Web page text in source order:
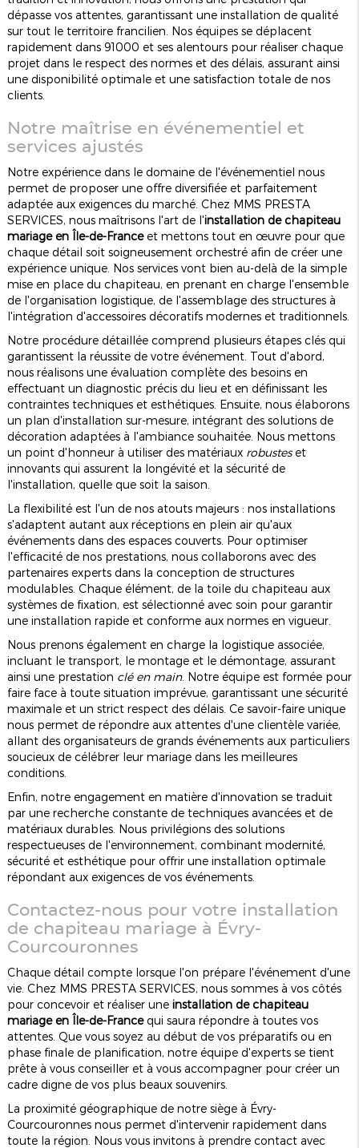
dépasse vos attentes, garantissant une installation de qualité
sur tout le territoire francilien. Nos équipes se déplacent
rapidement dans 91000 et ses alentours pour réaliser chaque
projet dans le respect des normes et des délais, assurant ainsi
une disponibilité optimale et une satisfaction totale de nos
clients.
Notre maîtrise en événementiel et
services ajustés
Notre expérience dans le domaine de l'événementiel nous
permet de proposer une offre diversifiée et parfaitement
adaptée aux exigences du marché. Chez MMS PRESTA
SERVICES, nous maîtrisons l'art de l'installation de chapiteau
mariage en Île-de-Franceet mettons tout en œuvre pour que
chaque détail soit soigneusement orchestré afin de créer une
expérience unique. Nos services vont bien au-delà de la simple
mise en place du chapiteau, en prenant en charge l'ensemble
de l'organisation logistique, de l'assemblage des structures à
l'intégration d'accessoires décoratifs modernes et traditionnels.
Notre procédure détaillée comprend plusieurs étapes clés qui
garantissent la réussite de votre événement. Tout d'abord,
nous réalisons une évaluation complète des besoins en
effectuant un diagnostic précis du lieu et en définissant les
contraintes techniques et esthétiques. Ensuite, nous élaborons
un plan d'installation sur-mesure, intégrant des solutions de
décoration adaptées à l'ambiance souhaitée. Nous mettons
un point d'honneur à utiliser des matériaux robusteset
innovants qui assurent la longévité et la sécurité de
l'installation, quelle que soit la saison.
La flexibilité est l'un de nos atouts majeurs : nos installations
s'adaptent autant aux réceptions en plein air qu'aux
événements dans des espaces couverts. Pour optimiser
l'efficacité de nos prestations, nous collaborons avec des
partenaires experts dans la conception de structures
modulables. Chaque élément, de la toile du chapiteau aux
systèmes de fixation, est sélectionné avec soin pour garantir
une installation rapide et conforme aux normes en vigueur.
Nous prenons également en charge la logistique associée,
incluant le transport, le montage et le démontage, assurant
ainsi une prestation clé en main. Notre équipe est formée pour
faire face à toute situation imprévue, garantissant une sécurité
maximale et un strict respect des délais. Ce savoir-faire unique
nous permet de répondre aux attentes d'une clientèle variée,
allant des organisateurs de grands événements aux particuliers
soucieux de célébrer leur mariage dans les meilleures
conditions.
Enfin, notre engagement en matière d'innovation se traduit
par une recherche constante de techniques avancées et de
matériaux durables. Nous privilégions des solutions
respectueuses de l'environnement, combinant modernité,
sécurité et esthétique pour offrir une installation optimale
répondant aux exigences de vos événements.
Contactez-nous pour votre installation
de chapiteau mariage à Évry-
Courcouronnes
Chaque détail compte lorsque l'on prépare l'événement d'une
vie. Chez MMS PRESTA SERVICES, nous sommes à vos côtés
pour concevoir et réaliser une installation de chapiteau
mariage en Île-de-Francequi saura répondre à toutes vos
attentes. Que vous soyez au début de vos préparatifs ou en
phase finale de planification, notre équipe d'experts se tient
prête à vous conseiller et à vous accompagner pour créer un
cadre digne de vos plus beaux souvenirs.
La proximité géographique de notre siège à Évry-
Courcouronnes nous permet d'intervenir rapidement dans
toute la région. Nous vous invitons à prendre contact avec